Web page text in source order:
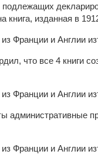
книга, изданная в
что все 4 книги
административные